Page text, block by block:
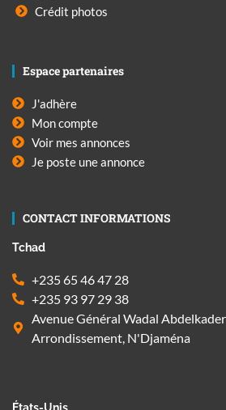
Crédit photos
Espace partenaires
J'adhère
Mon compte
Voir mes annonces
Je poste une annonce
CONTACT INFORMATIONS
Tchad
+235 65 46 47 28
+235 93 97 29 38
Avenue Général Wadal
Arrondissement, N'Djaména